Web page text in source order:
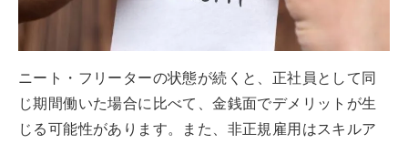
ニート・フリーターの状態が続くと、正社員として同
じ期間働いた場合に比べて、金銭面でデメリットが生
じる可能性があります。また、非正規雇用はスキルア